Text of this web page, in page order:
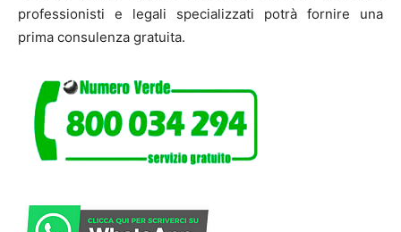
professionisti e legali specializzati potrà fornire una
prima consulenza gratuita.